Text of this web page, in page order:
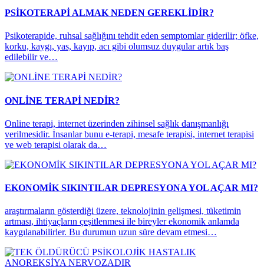
PSİKOTERAPİ ALMAK NEDEN GEREKLİDİR?
Psikoterapide, ruhsal sağlığını tehdit eden semptomlar giderilir; öfke,
korku, kaygı, yas, kayıp, acı gibi olumsuz duygular artık baş
edilebilir ve…
ONLİNE TERAPİ NEDİR?
Online terapi, internet üzerinden zihinsel sağlık danışmanlığı
verilmesidir. İnsanlar bunu e-terapi, mesafe terapisi, internet terapisi
ve web terapisi olarak da…
EKONOMİK SIKINTILAR DEPRESYONA YOL AÇAR MI?
araştırmaların gösterdiği üzere, teknolojinin gelişmesi, tüketimin
artması, ihtiyaçların çeşitlenmesi ile bireyler ekonomik anlamda
kaygılanabilirler. Bu durumun uzun süre devam etmesi…